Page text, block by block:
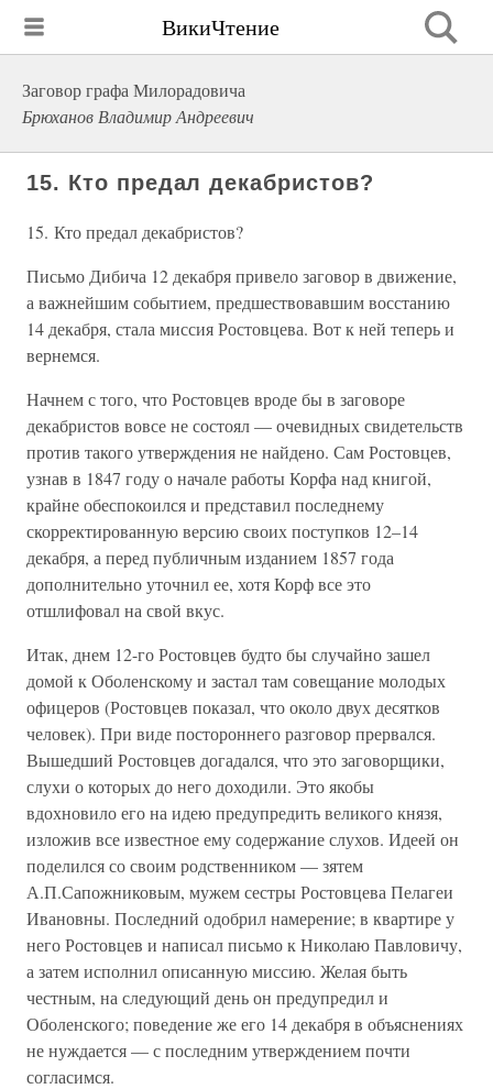
ВикиЧтение
Заговор графа Милорадовича
Брюханов Владимир Андреевич
15. Кто предал декабристов?
15. Кто предал декабристов?
Письмо Дибича 12 декабря привело заговор в движение,
а важнейшим событием, предшествовавшим восстанию
14 декабря, стала миссия Ростовцева. Вот к ней теперь и
вернемся.
Начнем с того, что Ростовцев вроде бы в заговоре
декабристов вовсе не состоял — очевидных свидетельств
против такого утверждения не найдено. Сам Ростовцев,
узнав в 1847 году о начале работы Корфа над книгой,
крайне обеспокоился и представил последнему
скорректированную версию своих поступков 12–14
декабря, а перед публичным изданием 1857 года
дополнительно уточнил ее, хотя Корф все это
отшлифовал на свой вкус.
Итак, днем 12-го Ростовцев будто бы случайно зашел
домой к Оболенскому и застал там совещание молодых
офицеров (Ростовцев показал, что около двух десятков
человек). При виде постороннего разговор прервался.
Вышедший Ростовцев догадался, что это заговорщики,
слухи о которых до него доходили. Это якобы
вдохновило его на идею предупредить великого князя,
изложив все известное ему содержание слухов. Идеей он
поделился со своим родственником — зятем
А.П.Сапожниковым, мужем сестры Ростовцева Пелагеи
Ивановны. Последний одобрил намерение; в квартире у
него Ростовцев и написал письмо к Николаю Павловичу,
а затем исполнил описанную миссию. Желая быть
честным, на следующий день он предупредил и
Оболенского; поведение же его 14 декабря в объяснениях
не нуждается — с последним утверждением почти
согласимся.